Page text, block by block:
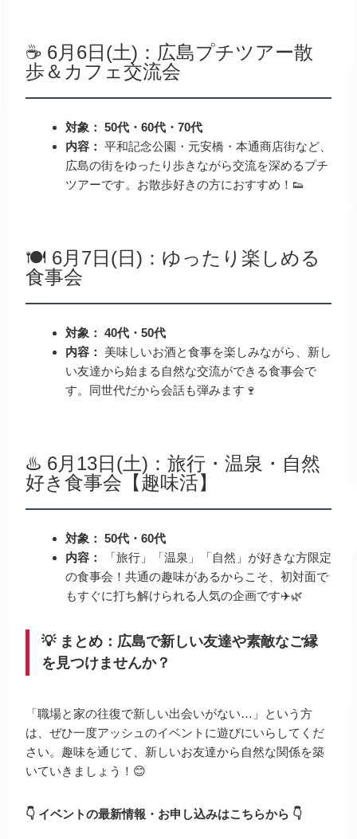
☕️ 6月6日(土)：広島プチツアー散
歩＆カフェ交流会
対象： 50代・60代・70代
内容： 平和記念公園・元安橋・本通商店街など、
広島の街をゆったり歩きながら交流を深めるプチ
ツアーです。お散歩好きの方におすすめ！👟
🍽️ 6月7日(日)：ゆったり楽しめる
食事会
対象： 40代・50代
内容：
美味しいお酒と食事を楽しみながら、新し
い友達から始まる自然な交流ができる食事会で
す。同世代だから会話も弾みます🍷
♨️ 6月13日(土)：旅行・温泉・自然
好き食事会【趣味活】
対象： 50代・60代
内容：
「旅行」「温泉」「自然」が好きな方限定
の食事会！共通の趣味があるからこそ、初対面で
もすぐに打ち解けられる人気の企画です✈️🌿
💡 まとめ：広島で新しい友達や素敵なご縁
を見つけませんか？
「職場と家の往復で新しい出会いがない…」という方
は、ぜひ一度アッシュのイベントに遊びにいらしてくだ
さい。趣味を通じて、新しいお友達から自然な関係を築
いていきましょう！😊
👇 イベントの最新情報・お申し込みはこちらから 👇